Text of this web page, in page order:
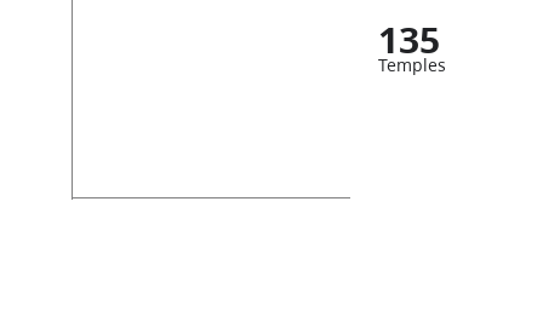
135
Temples